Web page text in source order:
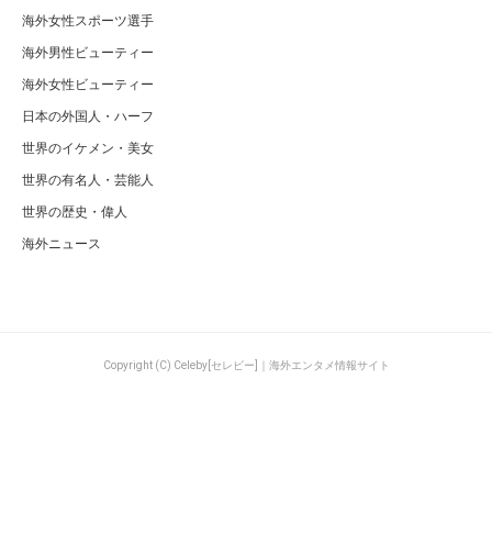
海外女性スポーツ選手
海外男性ビューティー
海外女性ビューティー
日本の外国人・ハーフ
世界のイケメン・美女
世界の有名人・芸能人
世界の歴史・偉人
海外ニュース
Copyright (C) Celeby[セレビー]｜海外エンタメ情報サイト